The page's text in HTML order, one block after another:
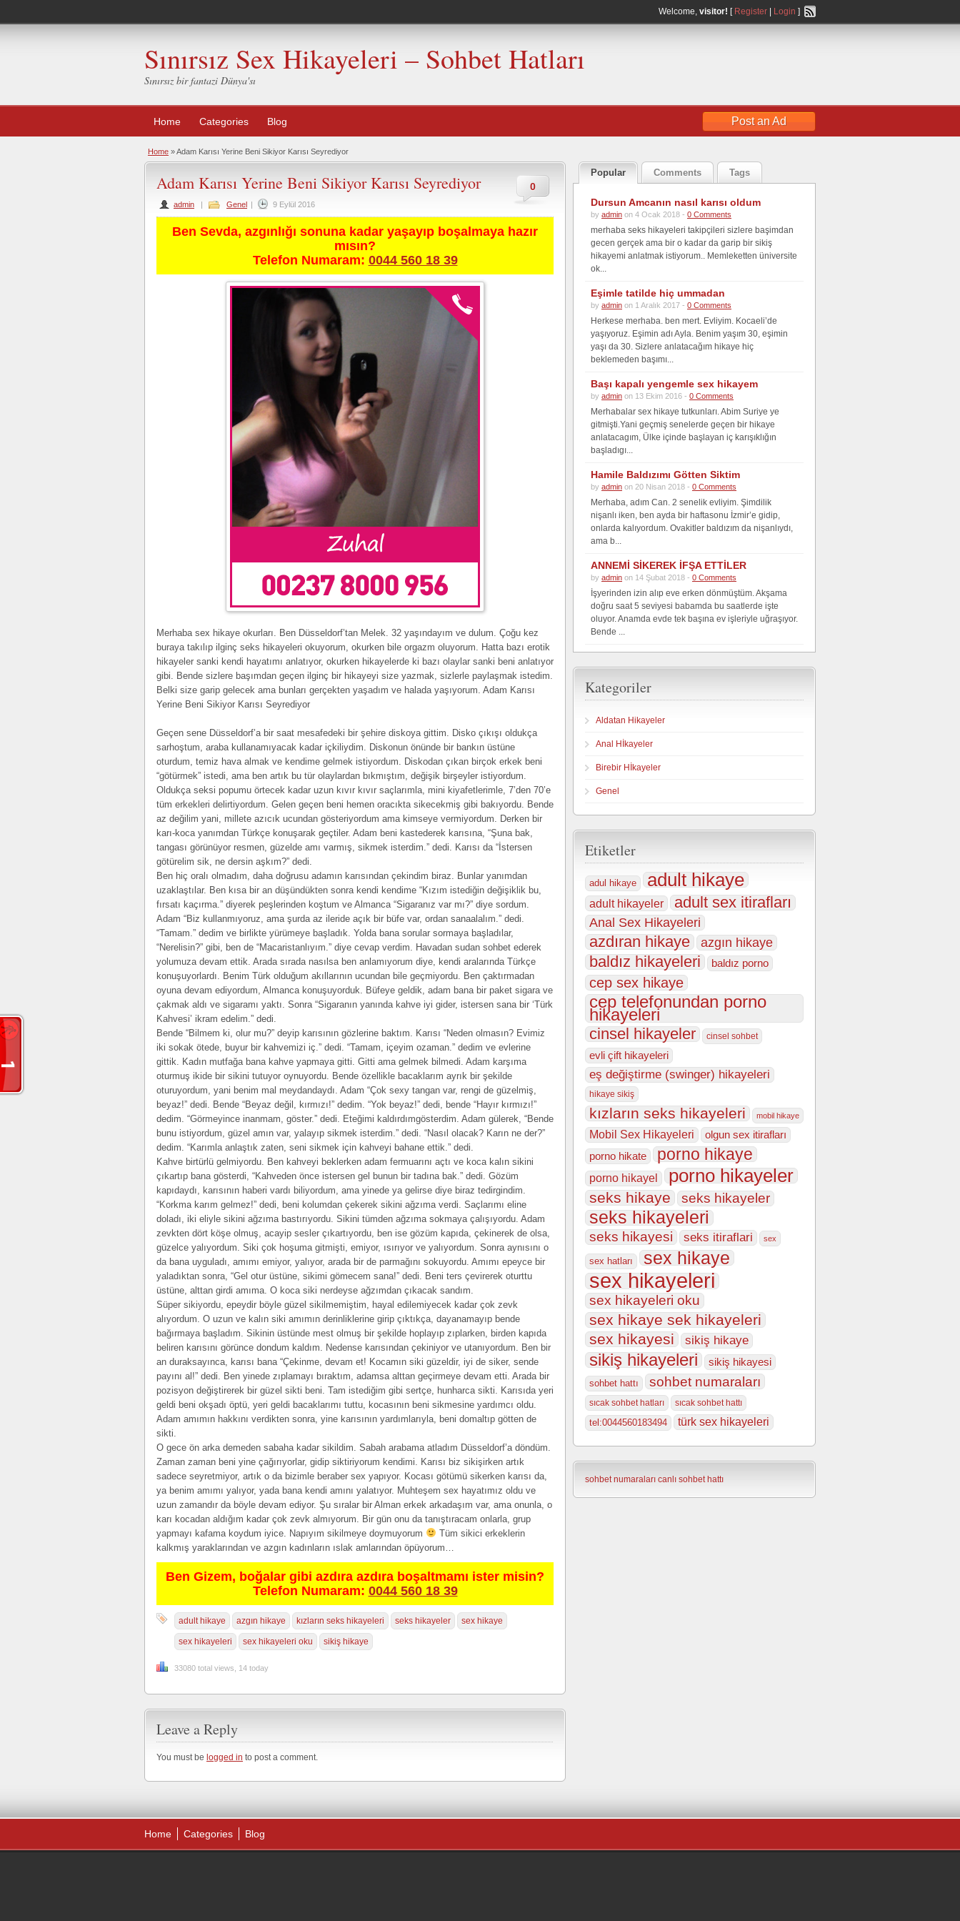
Welcome, visitor! [ Register Login ]
Sınırsız Sex Hikayeleri – Sohbet Hatları
Sınırsız bir fantazi Dünya'sı
Home Categories Blog Post an Ad
Home »Adam Karısı Yerine Beni Sikiyor Karısı Seyrediyor
0
Adam Karısı Yerine Beni Sikiyor Karısı Seyrediyor
admin | Genel | 9 Eylül 2016
Ben Sevda, azgınlığı sonuna kadar yaşayıp boşalmaya hazır
mısın?
Telefon Numaram: 0044 560 18 39
Merhaba sex hikaye okurları. Ben Düsseldorf’tan Melek. 32 yaşındayım ve dulum. Çoğu kez
buraya takılıp ilginç seks hikayeleri okuyorum, okurken bile orgazm oluyorum. Hatta bazı erotik
hikayeler sanki kendi hayatımı anlatıyor, okurken hikayelerde ki bazı olaylar sanki beni anlatıyor
gibi. Bende sizlere başımdan geçen ilginç bir hikayeyi size yazmak, sizlerle paylaşmak istedim.
Belki size garip gelecek ama bunları gerçekten yaşadım ve halada yaşıyorum. Adam Karısı
Yerine Beni Sikiyor Karısı Seyrediyor
Geçen sene Düsseldorf’a bir saat mesafedeki bir şehire diskoya gittim. Disko çıkışı oldukça
sarhoştum, araba kullanamıyacak kadar içkiliydim. Diskonun önünde bir bankın üstüne
oturdum, temiz hava almak ve kendime gelmek istiyordum. Diskodan çıkan birçok erkek beni
“götürmek” istedi, ama ben artık bu tür olaylardan bıkmıştım, değişik birşeyler istiyordum.
Oldukça seksi popumu örtecek kadar uzun kıvır kıvır saçlarımla, mini kiyafetlerimle, 7’den 70’e
tüm erkekleri delirtiyordum. Gelen geçen beni hemen oracıkta sikecekmiş gibi bakıyordu. Bende
az değilim yani, millete azıcık ucundan gösteriyordum ama kimseye vermiyordum. Derken bir
karı-koca yanımdan Türkçe konuşarak geçtiler. Adam beni kastederek karısına, “Şuna bak,
tangası görünüyor resmen, güzelde amı varmış, sikmek isterdim.” dedi. Karısı da “İstersen
götürelim sik, ne dersin aşkım?” dedi.
Ben hiç oralı olmadım, daha doğrusu adamın karısından çekindim biraz. Bunlar yanımdan
uzaklaştılar. Ben kısa bir an düşündükten sonra kendi kendime “Kızım istediğin değişiklik bu,
fırsatı kaçırma.” diyerek peşlerinden koştum ve Almanca “Sigaranız var mı?” diye sordum.
Adam “Biz kullanmıyoruz, ama şurda az ileride açık bir büfe var, ordan sanaalalım.” dedi.
“Tamam.” dedim ve birlikte yürümeye başladık. Yolda bana sorular sormaya başladılar,
“Nerelisin?” gibi, ben de “Macaristanlıyım.” diye cevap verdim. Havadan sudan sohbet ederek
yolumuza devam ettik. Arada sırada nasılsa ben anlamıyorum diye, kendi aralarında Türkçe
konuşuyorlardı. Benim Türk olduğum akıllarının ucundan bile geçmiyordu. Ben çaktırmadan
oyuna devam ediyordum, Almanca konuşuyorduk. Büfeye geldik, adam bana bir paket sigara ve
çakmak aldı ve sigaramı yaktı. Sonra “Sigaranın yanında kahve iyi gider, istersen sana bir ‘Türk
Kahvesi’ ikram edelim.” dedi.
Bende “Bilmem ki, olur mu?” deyip karısının gözlerine baktım. Karısı “Neden olmasın? Evimiz
iki sokak ötede, buyur bir kahvemizi iç.” dedi. “Tamam, içeyim ozaman.” dedim ve evlerine
gittik. Kadın mutfağa bana kahve yapmaya gitti. Gitti ama gelmek bilmedi. Adam karşıma
oturmuş ikide bir sikini tutuyor oynuyordu. Bende özellikle bacaklarım ayrık bir şekilde
oturuyordum, yani benim mal meydandaydı. Adam “Çok sexy tangan var, rengi de güzelmiş,
beyaz!” dedi. Bende “Beyaz değil, kırmızı!” dedim. “Yok beyaz!” dedi, bende “Hayır kırmızı!”
dedim. “Görmeyince inanmam, göster.” dedi. Eteğimi kaldırdımgösterdim. Adam gülerek, “Bende
bunu istiyordum, güzel amın var, yalayıp sikmek isterdim.” dedi. “Nasıl olacak? Karın ne der?”
dedim. “Karımla anlaştık zaten, seni sikmek için kahveyi bahane ettik.” dedi.
Kahve birtürlü gelmiyordu. Ben kahveyi beklerken adam fermuarını açtı ve koca kalın sikini
çıkartıp bana gösterdi, “Kahveden önce istersen gel bunun bir tadına bak.” dedi. Gözüm
kapıdaydı, karısının haberi vardı biliyordum, ama yinede ya gelirse diye biraz tedirgindim.
“Korkma karım gelmez!” dedi, beni kolumdan çekerek sikini ağzıma verdi. Saçlarımı eline
doladı, iki eliyle sikini ağzıma bastırıyordu. Sikini tümden ağzıma sokmaya çalışıyordu. Adam
zevkten dört köşe olmuş, acayip sesler çıkartıyordu, ben ise gözüm kapıda, çekinerek de olsa,
güzelce yalıyordum. Siki çok hoşuma gitmişti, emiyor, ısırıyor ve yalıyordum. Sonra aynısını o
da bana uyguladı, amımı emiyor, yalıyor, arada bir de parmağını sokuyordu. Amımı epeyce bir
yaladıktan sonra, “Gel otur üstüne, sikimi gömecem sana!” dedi. Beni ters çevirerek oturttu
üstüne, alttan girdi amıma. O koca siki nerdeyse ağzımdan çıkacak sandım.
Süper sikiyordu, epeydir böyle güzel sikilmemiştim, hayal edilemiyecek kadar çok zevk
alıyordum. O uzun ve kalın siki amımın derinliklerine girip çıktıkça, dayanamayıp bende
bağırmaya başladım. Sikinin üstünde mest olmuş bir şekilde hoplayıp zıplarken, birden kapıda
beliren karısını görünce dondum kaldım. Nedense karısından çekiniyor ve utanıyordum. Ben bir
an duraksayınca, karısı bana “Çekinme, devam et! Kocamın siki güzeldir, iyi de siker, sende
payını al!” dedi. Ben yinede zıplamayı bıraktım, adamsa alttan geçirmeye devam etti. Arada bir
pozisyon değiştirerek bir güzel sikti beni. Tam istediğim gibi sertçe, hunharca sikti. Karısıda yeri
geldi beni okşadı öptü, yeri geldi bacaklarımı tuttu, kocasının beni sikmesine yardımcı oldu.
Adam amımın hakkını verdikten sonra, yine karısının yardımlarıyla, beni domaltıp götten de
sikti.
O gece ön arka demeden sabaha kadar sikildim. Sabah arabama atladım Düsseldorf’a döndüm.
Zaman zaman beni yine çağırıyorlar, gidip siktiriyorum kendimi. Karısı biz sikişirken artık
sadece seyretmiyor, artık o da bizimle beraber sex yapıyor. Kocası götümü sikerken karısı da,
ya benim amımı yalıyor, yada bana kendi amını yalatıyor. Muhteşem sex hayatımız oldu ve
uzun zamandır da böyle devam ediyor. Şu sıralar bir Alman erkek arkadaşım var, ama onunla, o
karı kocadan aldığım kadar çok zevk almıyorum. Bir gün onu da tanıştıracam onlarla, grup
yapmayı kafama koydum iyice. Napıyım sikilmeye doymuyorum
Tüm sikici erkeklerin
kalkmış yaraklarından ve azgın kadınların ıslak amlarından öpüyorum…
Ben Gizem, boğalar gibi azdıra azdıra boşaltmamı ister misin?
Telefon Numaram: 0044 560 18 39
adult hikaye azgın hikaye kızların seks hikayeleri seks hikayeler sex hikaye
sex hikayeleri sex hikayeleri oku sikiş hikaye
33080 total views, 14 today
Leave a Reply
You must be logged in to post a comment.
Popular Comments Tags
Dursun Amcanın nasıl karısı oldum
by admin on 4 Ocak 2018 - 0 Comments
merhaba seks hikayeleri takipçileri sizlere başimdan
gecen gerçek ama bir o kadar da garip bir sikiş
hikayemi anlatmak istiyorum.. Memleketten üniversite
ok...
Eşimle tatilde hiç ummadan
by admin on 1 Aralık 2017 - 0 Comments
Herkese merhaba. ben mert. Evliyim. Kocaeli’de
yaşıyoruz. Eşimin adı Ayla. Benim yaşım 30, eşimin
yaşı da 30. Sizlere anlatacağım hikaye hiç
beklemeden başımı...
Başı kapalı yengemle sex hikayem
by admin on 13 Ekim 2016 - 0 Comments
Merhabalar sex hikaye tutkunları. Abim Suriye ye
gitmişti.Yani geçmiş senelerde geçen bir hikaye
anlatacagım, Ülke içinde başlayan iç karışıklığın
başladıgı...
Hamile Baldızımı Götten Siktim
by admin on 20 Nisan 2018 - 0 Comments
Merhaba, adım Can. 2 senelik evliyim. Şimdilik
nişanlı iken, ben ayda bir haftasonu İzmir’e gidip,
onlarda kalıyordum. Ovakitler baldızım da nişanlıydı,
ama b...
ANNEMİ SİKEREK İFŞA ETTİLER
by admin on 14 Şubat 2018 - 0 Comments
İşyerinden izin alıp eve erken dönmüştüm. Akşama
doğru saat 5 seviyesi babamda bu saatlerde işte
oluyor. Anamda evde tek başına ev işleriyle uğraşıyor.
Bende ...
Kategoriler
Aldatan Hikayeler
Anal Hİkayeler
Birebir Hİkayeler
Genel
Etiketler
adul hikaye adult hikaye
adult hikayeler adult sex itirafları
Anal Sex Hikayeleri
azdıran hikaye azgın hikaye
baldız hikayeleri baldız porno
cep sex hikaye
cep telefonundan porno
hikayeleri
cinsel hikayeler cinsel sohbet
evli çift hikayeleri
eş değiştirme (swinger) hikayeleri
hikaye sikiş
kızların seks hikayeleri mobil hikaye
Mobil Sex Hikayeleri
olgun sex itirafları
porno hikate
porno hikaye
porno hikayel porno hikayeler
seks hikaye seks hikayeler
seks hikayeleri
seks hikayesi seks itiraflari sex
sex hatları sex hikaye
sex hikayeleri
sex hikayeleri oku
sex hikaye sek hikayeleri
sex hikayesi
sikiş hikaye
sikiş hikayeleri sikiş hikayesi
sohbet hattı sohbet numaraları
sıcak sohbet hatları sıcak sohbet hattı
tel:0044560183494 türk sex hikayeleri
sohbet numaraları canlı sohbet hattı
Home Categories Blog